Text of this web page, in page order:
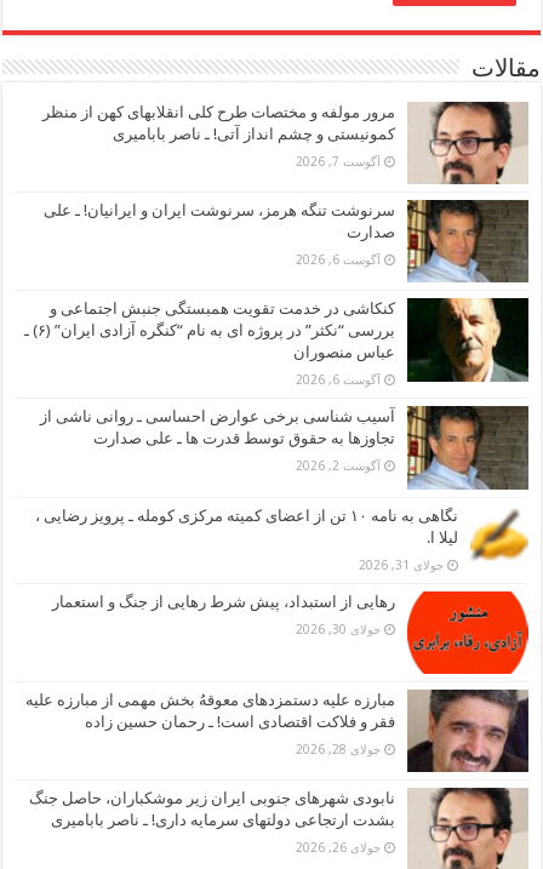
مقالات
مرور مولفه و مختصات طرح کلی انقلابهای کهن از منظر
کمونیستی و چشم انداز آتی! ـ ناصر بابامیری
آگوست 7, 2026
سرنوشت تنگه هرمز، سرنوشت ایران و ایرانیان! ـ علی
صدارت
آگوست 6, 2026
کنکاشی در خدمت تقویت همبستگی جنبش اجتماعی و
بررسی “نکثر” در پروژه ای به نام “کنگره آزادی ایران” (۶) ـ
عباس منصوران
آگوست 6, 2026
آسیب شناسی برخی عوارض احساسی ـ روانی ناشی از
تجاوزها به حقوق توسط قدرت ها ـ علی صدارت
آگوست 2, 2026
نگاهی به نامه ۱۰ تن از اعضای کمیته مرکزی کومله ـ پرویز رضایی ،
لیلا ا.
جولای 31, 2026
رهایی از استبداد، پیش شرط رهایی از جنگ و استعمار
جولای 30, 2026
مبارزه علیه دستمزدهای معوقهُ بخش مهمی از مبارزه علیه
فقر و فلاکت اقتصادی است! ـ رحمان حسین زاده
جولای 28, 2026
نابودی شهرهای جنوبی ایران زیر موشکباران، حاصل جنگ
بشدت ارتجاعی دولتهای سرمایه داری! ـ ناصر بابامیری
جولای 26, 2026